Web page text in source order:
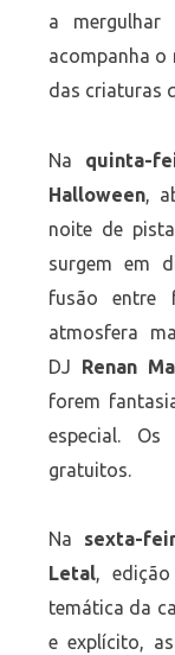
a mergulhar
acompanha o
das criaturas
Na quinta-
Halloween,
noite de
surgem em
fusão entre
atmosfera
DJ Renan
forem
especial.
gratuitos.
Na sexta-
Letal,
temática da
e explícito,